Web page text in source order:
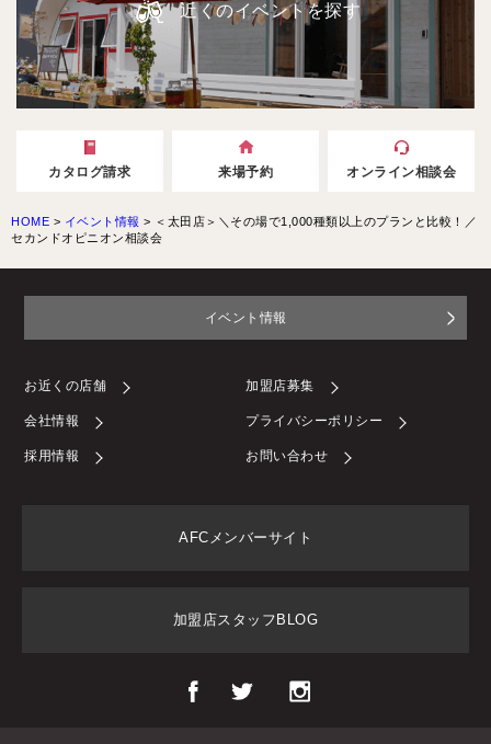
近くのイベントを探す
カタログ請求 来場予約 オンライン相談会
HOME > イベント情報 > ＜太田店＞＼その場で1,000種類以上のプランと比較！／
セカンドオピニオン相談会
イベント情報
お近くの店舗 加盟店募集
会社情報 プライバシーポリシー
採用情報 お問い合わせ
AFCメンバーサイト
加盟店スタッフBLOG